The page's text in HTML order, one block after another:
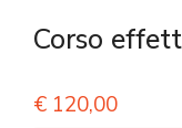
Corso
€ 120,00